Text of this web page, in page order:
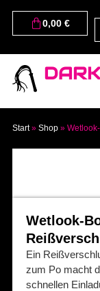
0,00 €
DARK
Start» Shop»
Wetlook-
Ein
zum Po macht
schnellen